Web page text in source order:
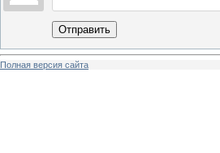
Отправить
Полная версия сайта